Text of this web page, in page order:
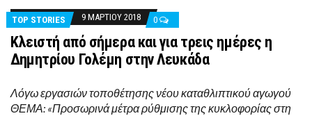
TOP STORIES 9 ΜΑΡΤΊΟΥ 2018 0
Kλειστή από σήμερα και για τρεις ημέρες η
Δημητρίου Γολέμη στην Λευκάδα
Λόγω εργασιών τοποθέτησης νέου καταθλιπτικού αγωγού
ΘΕΜΑ: «Προσωρινά μέτρα ρύθμισης της κυκλοφορίας στη